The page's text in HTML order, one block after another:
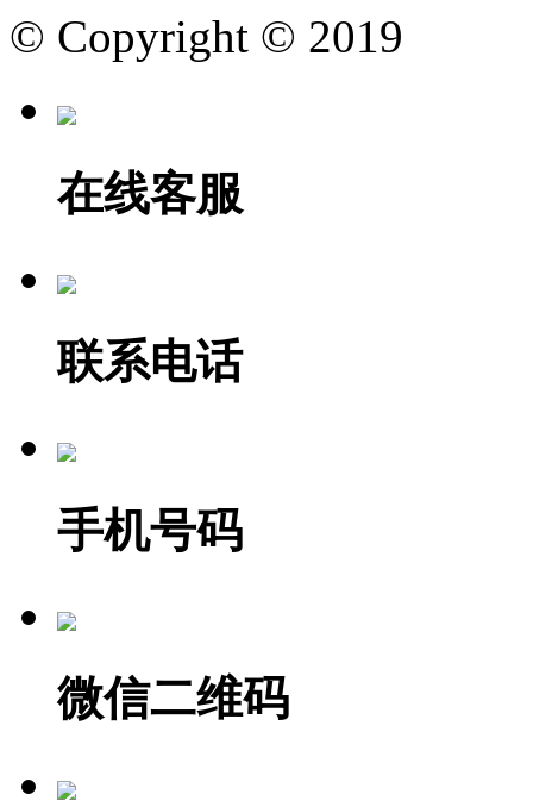
© Copyright © 2019
在线客服
联系电话
手机号码
微信二维码